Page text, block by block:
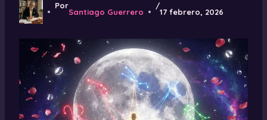
Por
Santiago Guerrero
/
17 febrero, 2026